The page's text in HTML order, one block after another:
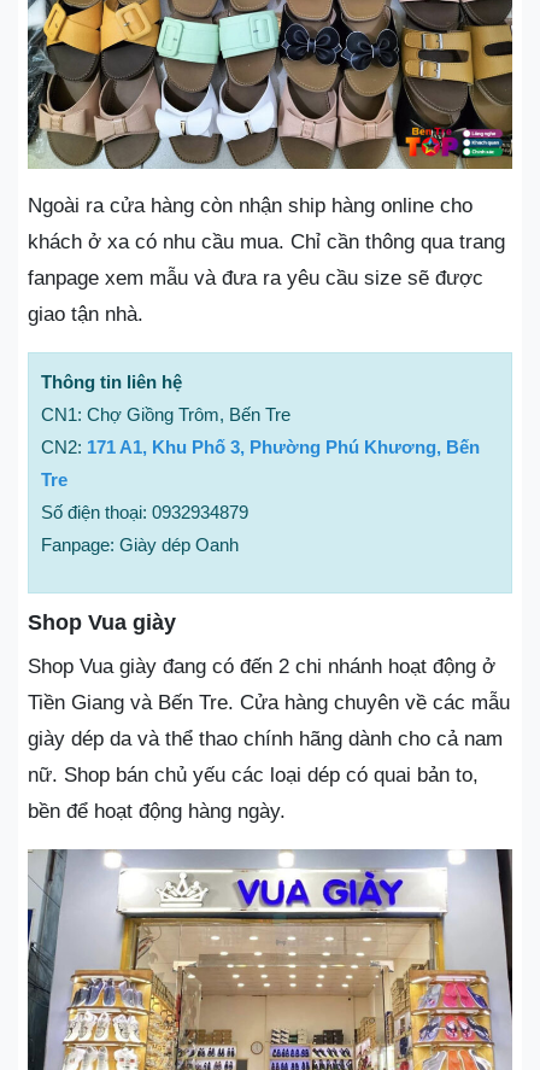
Ngoài ra cửa hàng còn nhận ship hàng online cho
khách ở xa có nhu cầu mua. Chỉ cần thông qua trang
fanpage xem mẫu và đưa ra yêu cầu size sẽ được
giao tận nhà.
Thông tin liên hệ
CN1: Chợ Giồng Trôm, Bến Tre
CN2: 171 A1, Khu Phố 3, Phường Phú Khương, Bến
Tre
Số điện thoại: 0932934879
Fanpage: Giày dép Oanh
Shop Vua giày
Shop Vua giày đang có đến 2 chi nhánh hoạt động ở
Tiền Giang và Bến Tre. Cửa hàng chuyên về các mẫu
giày dép da và thể thao chính hãng dành cho cả nam
nữ. Shop bán chủ yếu các loại dép có quai bản to,
bền để hoạt động hàng ngày.